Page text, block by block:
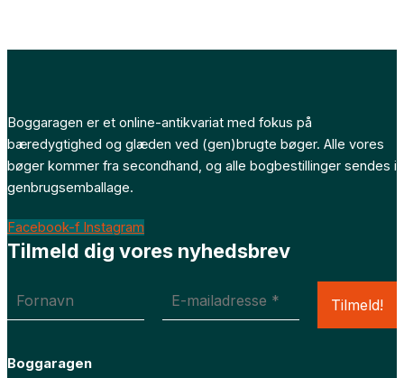
Boggaragen er et online-antikvariat med fokus på
bæredygtighed og glæden ved (gen)brugte bøger. Alle vores
bøger kommer fra secondhand, og alle bogbestillinger sendes i
genbrugsemballage.
Facebook-f Instagram
Tilmeld dig vores nyhedsbrev
Boggaragen